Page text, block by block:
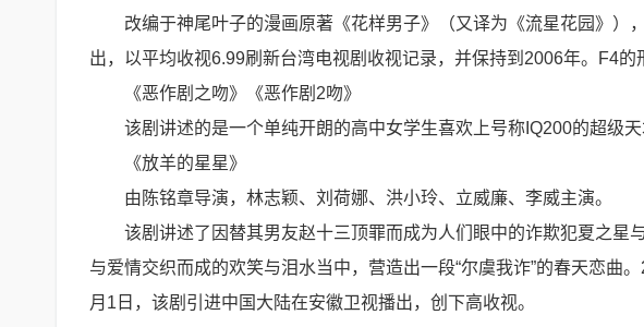
改编于神尾叶子的漫画原著《花样男子》（又译为《流星花园》）
出，以平均收视6.99刷新台湾电视剧收视记录，并保持到2006年。F4的
《恶作剧之吻》《恶作剧2吻》
该剧讲述的是一个单纯开朗的高中女学生喜欢上号称IQ200的超级
《放羊的星星》
由陈铭章导演，林志颖、刘荷娜、洪小玲、立威廉、李威主演。
该剧讲述了因替其男友赵十三顶罪而成为人们眼中的诈欺犯夏之星
与爱情交织而成的欢笑与泪水当中，营造出一段“尔虞我诈”的春天恋
月1日，该剧引进中国大陆在安徽卫视播出，创下高收视。